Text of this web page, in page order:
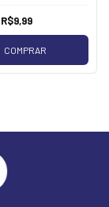
R$9,99
COMPRAR